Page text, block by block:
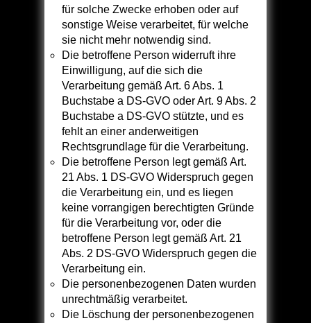
für solche Zwecke erhoben oder auf
sonstige Weise verarbeitet, für welche
sie nicht mehr notwendig sind.
Die betroffene Person widerruft ihre
Einwilligung, auf die sich die
Verarbeitung gemäß Art. 6 Abs. 1
Buchstabe a DS-GVO oder Art. 9 Abs. 2
Buchstabe a DS-GVO stützte, und es
fehlt an einer anderweitigen
Rechtsgrundlage für die Verarbeitung.
Die betroffene Person legt gemäß Art.
21 Abs. 1 DS-GVO Widerspruch gegen
die Verarbeitung ein, und es liegen
keine vorrangigen berechtigten Gründe
für die Verarbeitung vor, oder die
betroffene Person legt gemäß Art. 21
Abs. 2 DS-GVO Widerspruch gegen die
Verarbeitung ein.
Die personenbezogenen Daten wurden
unrechtmäßig verarbeitet.
Die Löschung der personenbezogenen